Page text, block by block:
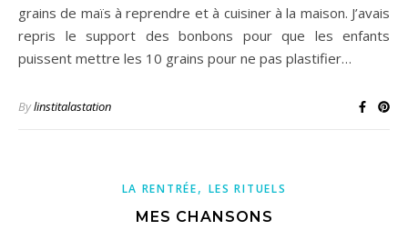
grains de maïs à reprendre et à cuisiner à la maison. J’avais
repris le support des bonbons pour que les enfants
puissent mettre les 10 grains pour ne pas plastifier…
Bylinstitalastation
LA RENTRÉE, LES RITUELS
MES CHANSONS